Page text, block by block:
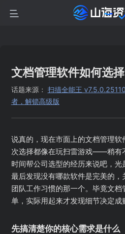
文档管理软件如何选
话题来源： 扫描全能王
者，解锁高级版
说真的，现在市面上的文档管理
次选择都像在玩扫雷游戏——稍有
时间帮公司选型的经历来说吧，光
最后发现没有哪款软件是完美的，
团队工作习惯的那一个。毕竟文
单，实际用起来才发现细节决定成
先搞清楚你的核心需求是什么